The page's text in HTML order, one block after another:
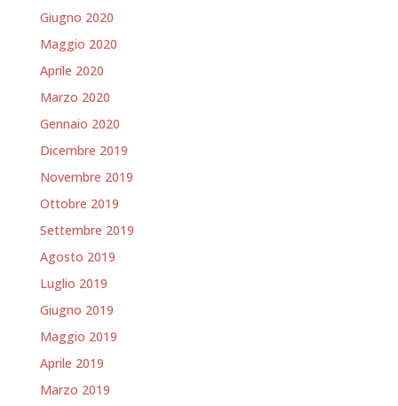
Giugno 2020
Maggio 2020
Aprile 2020
Marzo 2020
Gennaio 2020
Dicembre 2019
Novembre 2019
Ottobre 2019
Settembre 2019
Agosto 2019
Luglio 2019
Giugno 2019
Maggio 2019
Aprile 2019
Marzo 2019